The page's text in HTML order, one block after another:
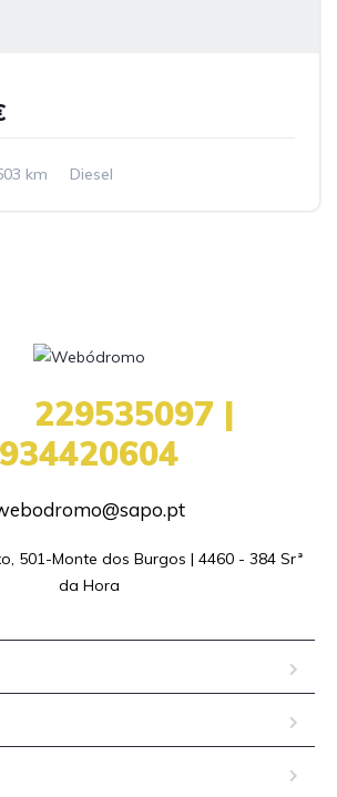
km Diesel
229535097 |
934420604
501-Monte dos Burgos | 4460 - 384 Srª
da Hora